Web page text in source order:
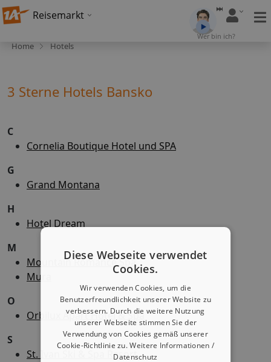
Reisemarkt
Wer bin ich?
Home Hotels
3 Sterne Hotels Bansko
C
Cornelia Boutique Hotel und SPA
G
Grand Montana
H
Hotel Dream
M
Mountain Romance Spa
Mura
O
Orbilux Apart Hotel & Spa
S
St. Ivan Ski & Spa Resort
Diese Webseite verwendet
Cookies.
Wir verwenden Cookies, um die
Benutzerfreundlichkeit unserer Website zu
verbessern. Durch die weitere Nutzung
unserer Webseite stimmen Sie der
Verwendung von Cookies gemäß unserer
Cookie-Richtlinie zu.Weitere Informationen /
Datenschutz